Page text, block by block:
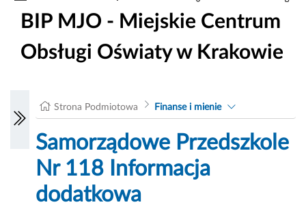
BIP MJO - Miejskie Centrum
Obsługi Oświaty w Krakowie
Strona Podmiotowa Finanse i mienie
Samorządowe Przedszkole
Nr 118 Informacja
dodatkowa